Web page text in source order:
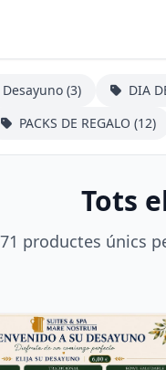
Desayuno (3) DIA
PACKS DE REGALO (12)
Tots
71 productes únics